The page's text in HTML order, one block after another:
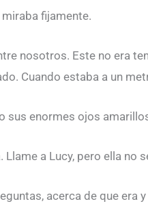
fijamente.
nosotros. Este no era
Cuando estaba a un
sus enormes ojos
a Lucy, pero ella no
acerca de que era